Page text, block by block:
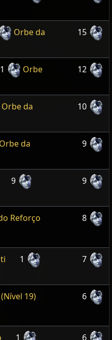
Orbe da
15
1
Orbe
12
Orbe da
10
Orbe da
9
9
9
Reforço
8
1
7
19)
6
1 6